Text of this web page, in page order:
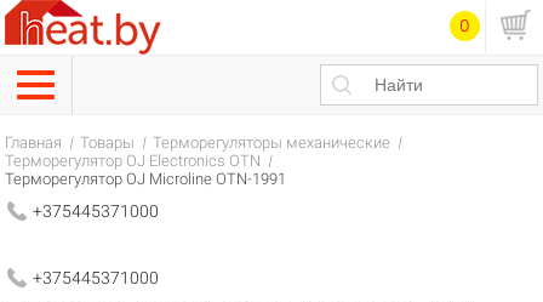
0
Главная Товары
Терморегуляторы механические
Терморегулятор OJ Electronics OTN
Терморегулятор OJ Microline OTN-1991
+375445371000
+375445371000